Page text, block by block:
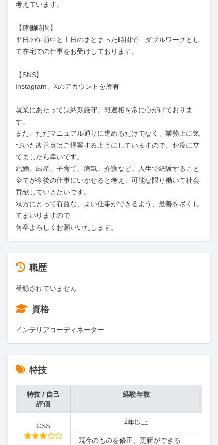
考えています。
【稼働時間】
平日の午前中と土日のまとまった時間で、ダブルワークとし
て在宅での仕事をお受けしております。
【SNS】
Instagram、Xのアカウントを所有
就業にあたっては納期厳守、報連相を常に心がけておりま
す。
また、ただマニュアル通りに進めるだけでなく、業務上に気
づいた改善点はご提案するようにしていますので、お役に立
てましたら幸いです。
結婚、出産、子育て、病気、介護など、人生で経験すること
全てが今後の仕事にいかせると考え、可能な限り働いて社会
貢献していきたいです。
双方にとって有益な、よい仕事ができるよう、最善を尽くし
てまいりますので
何卒よろしくお願いいたします。
職歴
登録されていません
資格
インテリアコーディネーター
特技
特技 / 自己
評価
経験年数
CSS 4年以上
既存のものを修正、更新ができる